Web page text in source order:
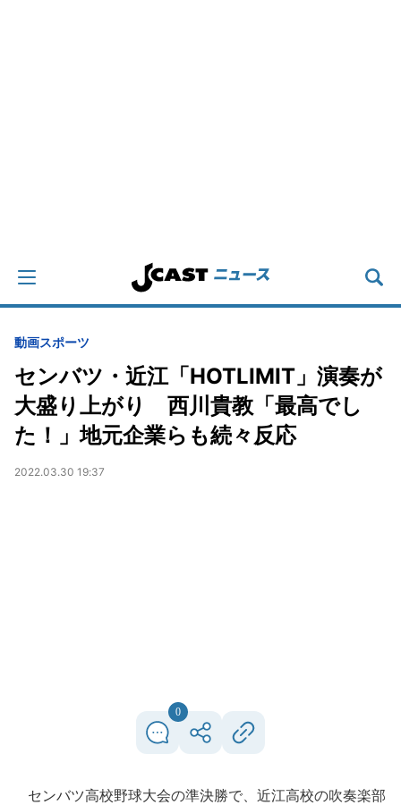
動画スポーツ
センバツ・近江「HOTLIMIT」演奏が
大盛り上がり 西川貴教「最高でし
た！」地元企業らも続々反応
2022.03.30 19:37
0
センバツ高校野球大会の準決勝で、近江高校の吹奏楽部